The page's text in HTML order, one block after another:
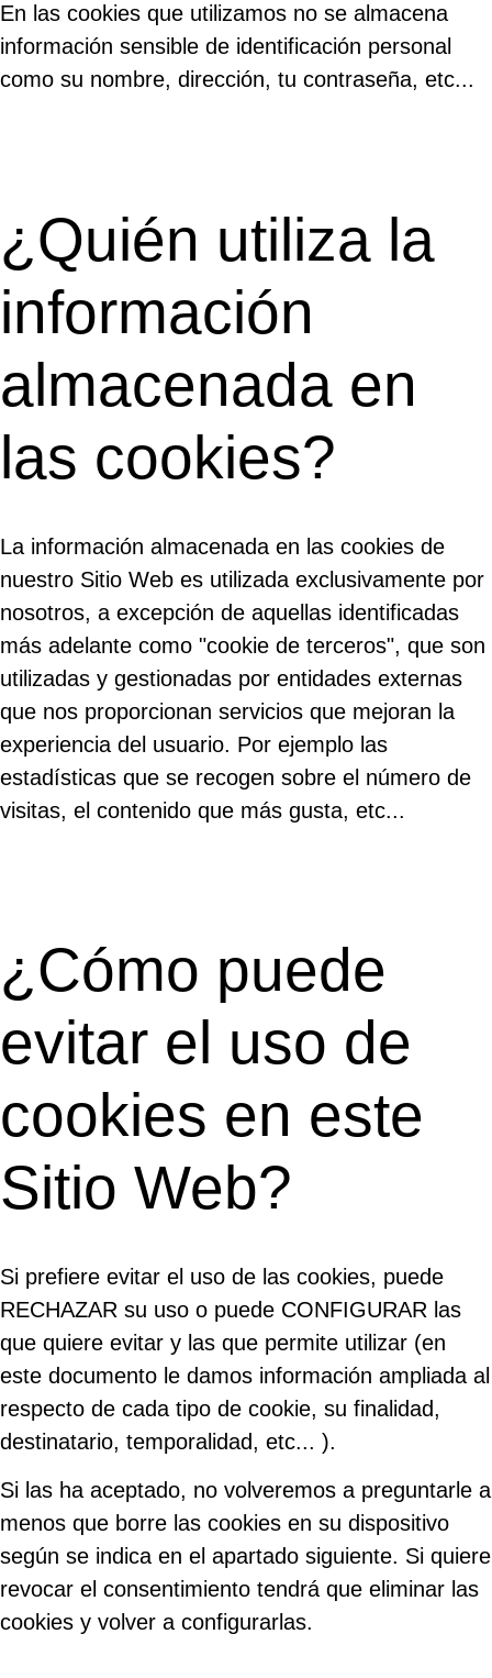
En las cookies que utilizamos no se almacena
información sensible de identificación personal
como su nombre, dirección, tu contraseña, etc...
¿Quién utiliza la
información
almacenada en
las cookies?
La información almacenada en las cookies de
nuestro Sitio Web es utilizada exclusivamente por
nosotros, a excepción de aquellas identificadas
más adelante como "cookie de terceros", que son
utilizadas y gestionadas por entidades externas
que nos proporcionan servicios que mejoran la
experiencia del usuario. Por ejemplo las
estadísticas que se recogen sobre el número de
visitas, el contenido que más gusta, etc...
¿Cómo puede
evitar el uso de
cookies en este
Sitio Web?
Si prefiere evitar el uso de las cookies, puede
RECHAZAR su uso o puede CONFIGURAR las
que quiere evitar y las que permite utilizar (en
este documento le damos información ampliada al
respecto de cada tipo de cookie, su finalidad,
destinatario, temporalidad, etc... ).
Si las ha aceptado, no volveremos a preguntarle a
menos que borre las cookies en su dispositivo
según se indica en el apartado siguiente. Si quiere
revocar el consentimiento tendrá que eliminar las
cookies y volver a configurarlas.